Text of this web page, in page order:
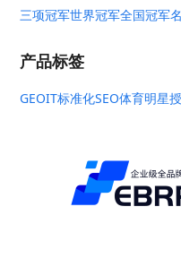
三项冠军世界冠军全国冠军
产品标签
GEOIT标准化SEO体育明星